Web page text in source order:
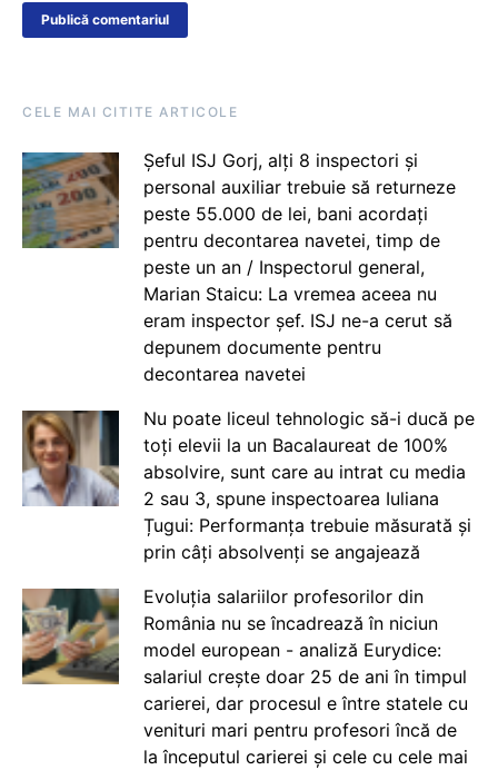
CELE MAI CITITE ARTICOLE
Șeful ISJ Gorj, alți 8 inspectori și
personal auxiliar trebuie să returneze
peste 55.000 de lei, bani acordați
pentru decontarea navetei, timp de
peste un an / Inspectorul general,
Marian Staicu: La vremea aceea nu
eram inspector șef. ISJ ne-a cerut să
depunem documente pentru
decontarea navetei
Nu poate liceul tehnologic să-i ducă pe
toți elevii la un Bacalaureat de 100%
absolvire, sunt care au intrat cu media
2 sau 3, spune inspectoarea Iuliana
Țugui: Performanța trebuie măsurată și
prin câți absolvenți se angajează
Evoluția salariilor profesorilor din
România nu se încadrează în niciun
model european - analiză Eurydice:
salariul crește doar 25 de ani în timpul
carierei, dar procesul e între statele cu
venituri mari pentru profesori încă de
la începutul carierei și cele cu cele mai